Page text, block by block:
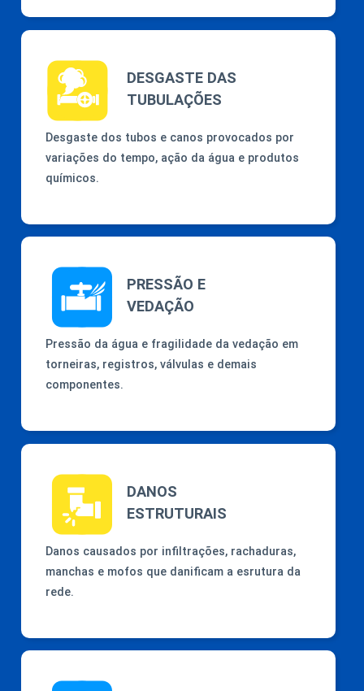
DESGASTE DAS
TUBULAÇÕES
Desgaste dos tubos e canos provocados por
variações do tempo, ação da água e produtos
químicos.
PRESSÃO E
VEDAÇÃO
Pressão da água e fragilidade da vedação em
torneiras, registros, válvulas e demais
componentes.
DANOS
ESTRUTURAIS
Danos causados por infiltrações, rachaduras,
manchas e mofos que danificam a esrutura da
rede.